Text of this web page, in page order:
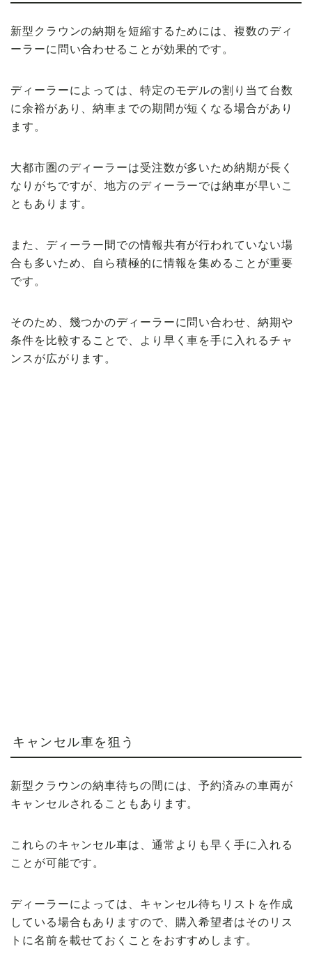
新型クラウンの納期を短縮するためには、複数のディ
ーラーに問い合わせることが効果的です。
ディーラーによっては、特定のモデルの割り当て台数
に余裕があり、納車までの期間が短くなる場合があり
ます。
大都市圏のディーラーは受注数が多いため納期が長く
なりがちですが、地方のディーラーでは納車が早いこ
ともあります。
また、ディーラー間での情報共有が行われていない場
合も多いため、自ら積極的に情報を集めることが重要
です。
そのため、幾つかのディーラーに問い合わせ、納期や
条件を比較することで、より早く車を手に入れるチャ
ンスが広がります。
キャンセル車を狙う
新型クラウンの納車待ちの間には、予約済みの車両が
キャンセルされることもあります。
これらのキャンセル車は、通常よりも早く手に入れる
ことが可能です。
ディーラーによっては、キャンセル待ちリストを作成
している場合もありますので、購入希望者はそのリス
トに名前を載せておくことをおすすめします。